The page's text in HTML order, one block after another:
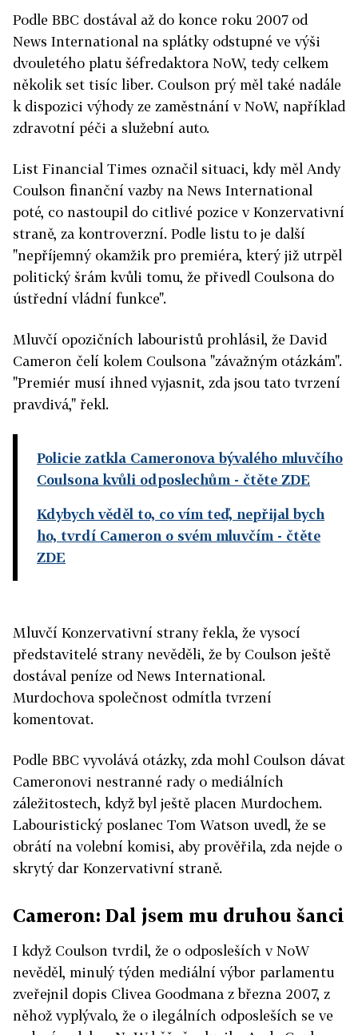
Podle BBC dostával až do konce roku 2007 od
News International na splátky odstupné ve výši
dvouletého platu šéfredaktora NoW, tedy celkem
několik set tisíc liber. Coulson prý měl také nadále
k dispozici výhody ze zaměstnání v NoW, například
zdravotní péči a služební auto.
List Financial Times označil situaci, kdy měl Andy
Coulson finanční vazby na News International
poté, co nastoupil do citlivé pozice v Konzervativní
straně, za kontroverzní. Podle listu to je další
"nepříjemný okamžik pro premiéra, který již utrpěl
politický šrám kvůli tomu, že přivedl Coulsona do
ústřední vládní funkce".
Mluvčí opozičních labouristů prohlásil, že David
Cameron čelí kolem Coulsona "závažným otázkám".
"Premiér musí ihned vyjasnit, zda jsou tato tvrzení
pravdivá," řekl.
Policie zatkla Cameronova bývalého mluvčího
Coulsona kvůli odposlechům - čtěte ZDE
Kdybych věděl to, co vím teď, nepřijal bych
ho, tvrdí Cameron o svém mluvčím - čtěte
ZDE
Mluvčí Konzervativní strany řekla, že vysocí
představitelé strany nevěděli, že by Coulson ještě
dostával peníze od News International.
Murdochova společnost odmítla tvrzení
komentovat.
Podle BBC vyvolává otázky, zda mohl Coulson dávat
Cameronovi nestranné rady o mediálních
záležitostech, když byl ještě placen Murdochem.
Labouristický poslanec Tom Watson uvedl, že se
obrátí na volební komisi, aby prověřila, zda nejde o
skrytý dar Konzervativní straně.
Cameron: Dal jsem mu druhou šanci
I když Coulson tvrdil, že o odposleších v NoW
nevěděl, minulý týden mediální výbor parlamentu
zveřejnil dopis Clivea Goodmana z března 2007, z
něhož vyplývalo, že o ilegálních odposleších se ve